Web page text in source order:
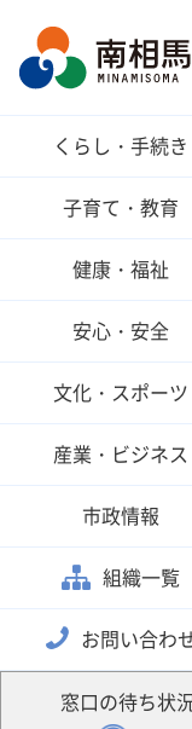
くらし・手続き
子育て・教育
健康・福祉
安心・安全
文化・スポーツ
産業・ビジネス
市政情報
組織一覧
お問い合わ
窓口の待ち状